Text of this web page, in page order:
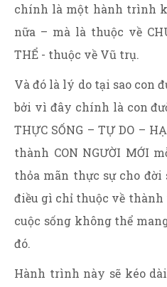
chính là một hành trình
nữa – mà là thuộc về
THỂ - thuộc về Vũ trụ.
Và đó là lý do tại sao con
bởi vì đây chính là con
THỰC SỐNG – TỰ DO –
thành CON NGƯỜI MỚI
thỏa mãn thực sự cho đời
điều gì chỉ thuộc về thành
cuộc sống không thể
đó.
Hành trình này sẽ kéo